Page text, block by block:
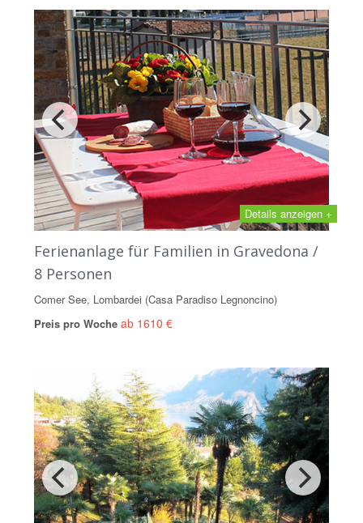
Details anzeigen +
Ferienanlage für Familien in Gravedona /
8 Personen
Comer See, Lombardei (Casa Paradiso Legnoncino)
Preis pro Woche ab 1610 €